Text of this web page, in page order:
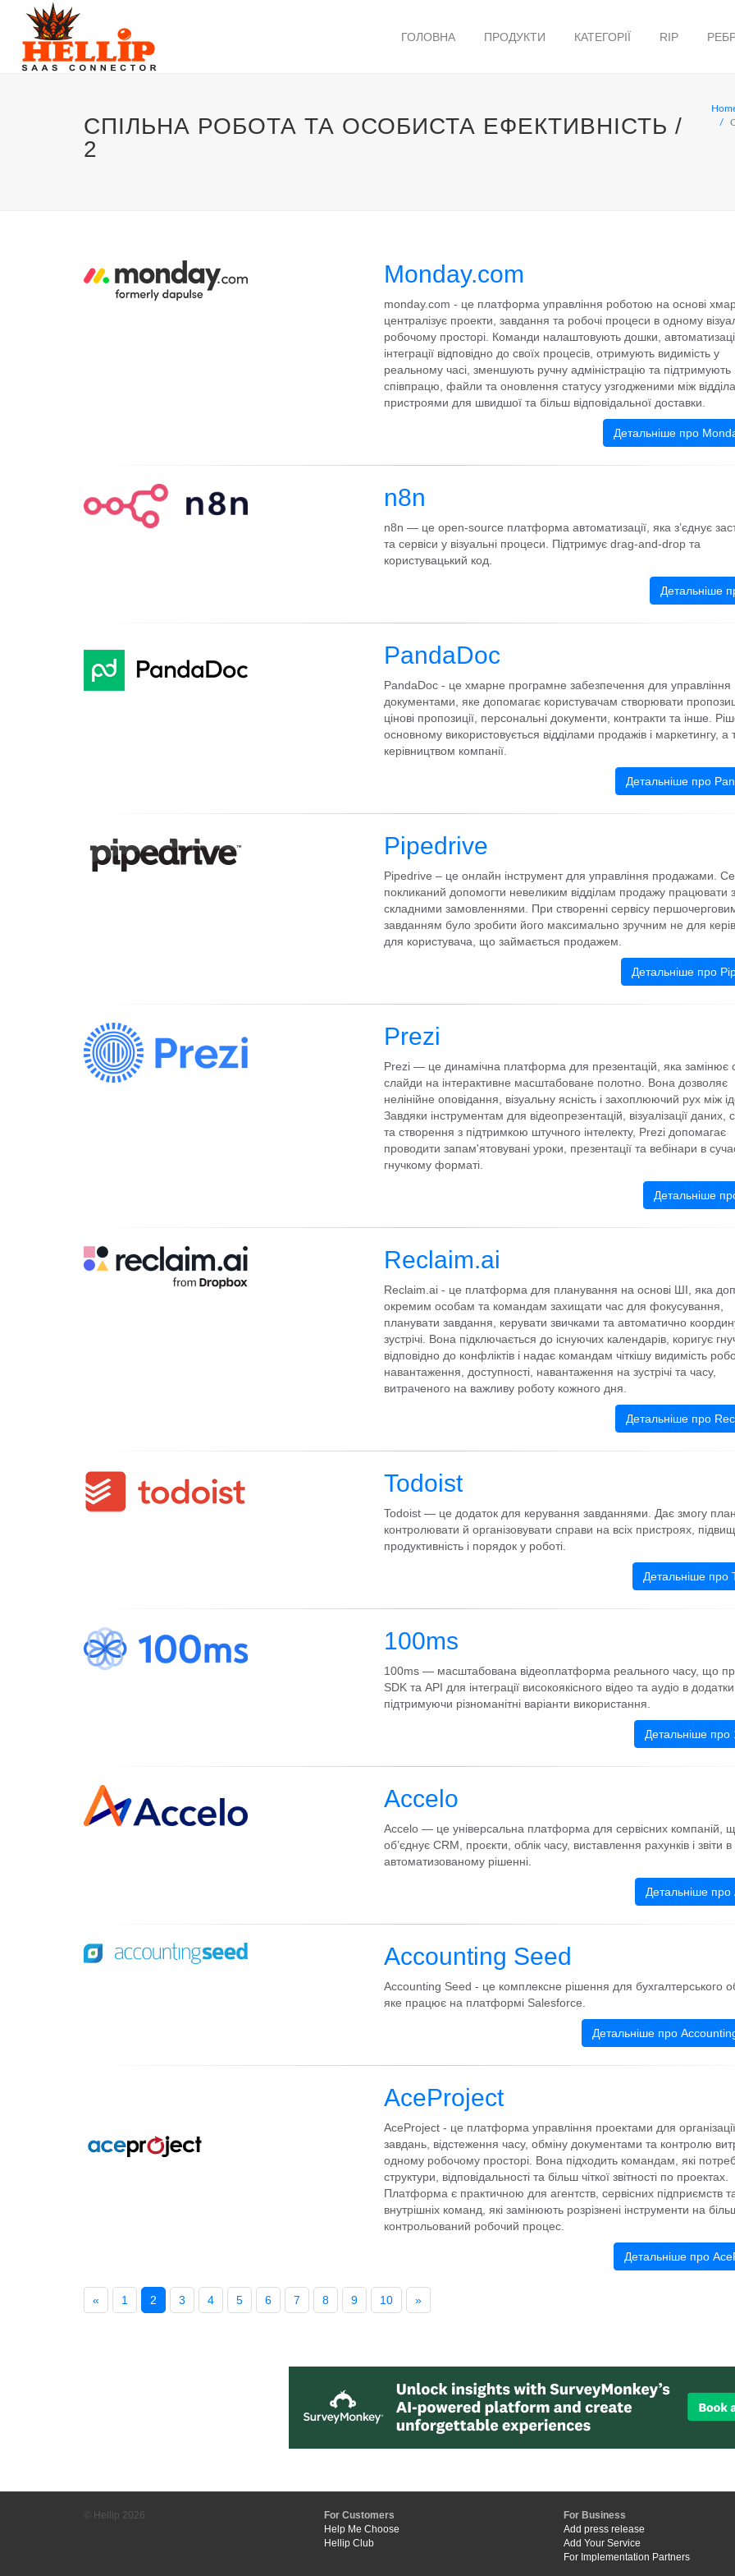
ГОЛОВНА ПРОДУКТИ КАТЕГОРІЇ RIP
СПІЛЬНА РОБОТА ТА ОСОБИСТА ЕФЕКТИВНІСТЬ /
2
Monday.com
monday.com - це платформа управління роботою на основі
централізує проекти, завдання та робочі процеси в одному
робочому просторі. Команди налаштовують дошки,
інтеграції відповідно до своїх процесів, отримують видимість у
реальному часі, зменшують ручну адміністрацію та підтримують
співпрацю, файли та оновлення статусу узгодженими між
пристроями для швидшої та більш відповідальної доставки.
Детальніше про
n8n
n8n — це open-source платформа автоматизації, яка з’єднує
та сервіси у візуальні процеси. Підтримує drag-and-drop та
користувацький код.
Детальніше
PandaDoc
PandaDoc - це хмарне програмне забезпечення для управління
документами, яке допомагає користувачам створювати
цінові пропозиції, персональні документи, контракти та інше.
основному використовується відділами продажів і маркетингу, а
керівництвом компанії.
Детальніше про
Pipedrive
Pipedrive – це онлайн інструмент для управління продажами.
покликаний допомогти невеликим відділам продажу працювати
складними замовленнями. При створенні сервісу
завданням було зробити його максимально зручним не для
для користувача, що займається продажем.
Детальніше про
Prezi
Prezi — це динамічна платформа для презентацій, яка замінює
слайди на інтерактивне масштабоване полотно. Вона дозволяє
нелінійне оповідання, візуальну ясність і захоплюючий рух між
Завдяки інструментам для відеопрезентацій, візуалізації даних,
та створення з підтримкою штучного інтелекту, Prezi допомагає
проводити запам'ятовувані уроки, презентації та вебінари в
гнучкому форматі.
Детальніше
Reclaim.ai
Reclaim.ai - це платформа для планування на основі ШІ, яка
окремим особам та командам захищати час для фокусування,
планувати завдання, керувати звичками та автоматично
зустрічі. Вона підключається до існуючих календарів, коригує
відповідно до конфліктів і надає командам чіткішу видимість
навантаження, доступності, навантаження на зустрічі та часу,
витраченого на важливу роботу кожного дня.
Детальніше про
Todoist
Todoist — це додаток для керування завданнями. Дає змогу
контролювати й організовувати справи на всіх пристроях,
продуктивність і порядок у роботі.
Детальніше про
100ms
100ms — масштабована відеоплатформа реального часу, що
SDK та API для інтеграції високоякісного відео та аудіо в додатки,
підтримуючи різноманітні варіанти використання.
Детальніше про
Accelo
Accelo — це універсальна платформа для сервісних компаній,
об’єднує CRM, проєкти, облік часу, виставлення рахунків і звіти
автоматизованому рішенні.
Детальніше про
Accounting Seed
Accounting Seed - це комплексне рішення для бухгалтерського
яке працює на платформі Salesforce.
Детальніше про
AceProject
AceProject - це платформа управління проектами для організації
завдань, відстеження часу, обміну документами та контролю
одному робочому просторі. Вона підходить командам, які
структури, відповідальності та більш чіткої звітності по проектах.
Платформа є практичною для агентств, сервісних підприємств
внутрішніх команд, які замінюють розрізнені інструменти на
контрольований робочий процес.
Детальніше про
« 1 2 3 4 5 6 7 8 9 10 »
© Hellip 2026
For Customers
Help Me Choose
Hellip Club
For Business
Add press release
Add Your Service
For Implementation Partners